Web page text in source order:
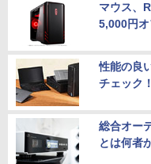
マウス、
5,000円オ
性能の良
チェック！
総合オー
とは何者